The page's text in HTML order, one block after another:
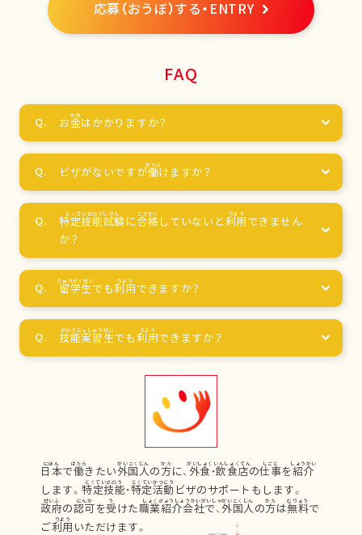
応募（おうぼ）する・ENTRY
FAQ
お金はかかりますか？
ビザがないですが働けますか？
特定技能試験に合格 していないと利用 できません
か？
留学生でも利用 できますか？
技能実習生でも利用できますか？
日本で働きたい外国人の方に、 外食 ・飲食店の仕事を紹介
します。特定技能・特定活動 ビザのサポートもします。
政府の認可を受けた職業紹介会社で、 外国人の方は無料で
ご利用 いただけます。